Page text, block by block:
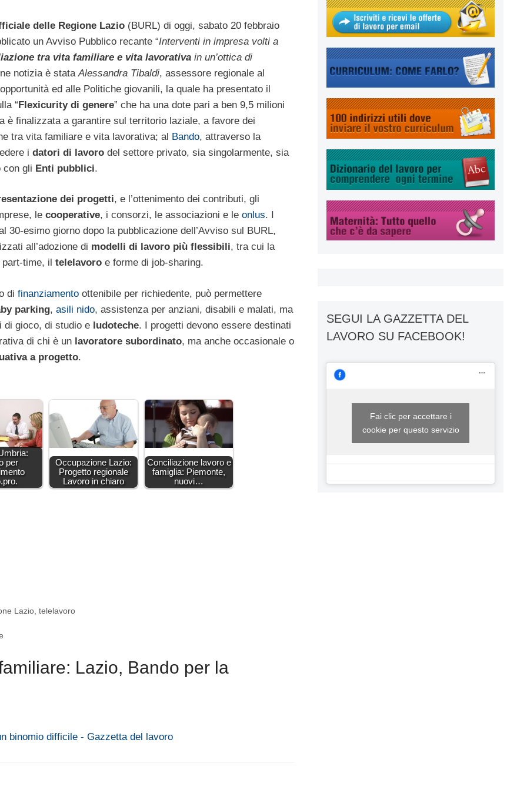
delle Regione Lazio(BURL) di oggi, sabato 20 febbraio
un Avviso Pubblico recante “Interventi in impresa volti a
tra vita familiare e vita lavorativain un’ottica di
notizia è stata Alessandra Tibaldi, assessore regionale al
ed alle Politiche giovanili, la quale ha presentato il
“Flexicurity di genere” che ha una dote pari a ben 9,5 milioni
è finalizzata a garantire sul territorio laziale, a favore dei
tra vita familiare e vita lavorativa; al Bando, attraverso la
i datori di lavoro del settore privato, sia singolarmente, sia
con gli Enti pubblici.
dei progetti, e l’ottenimento dei contributi, gli
le cooperative, i consorzi, le associazioni e le onlus. I
30-esimo giorno dopo la pubblicazione dell’Avviso sul BURL,
all’adozione di modelli di lavoro più flessibili, tra cui la
time, il telelavoro e forme di job-sharing.
di finanziamento ottenibile per richiedente, può permettere
parking, asili nido, assistenza per anziani, disabili e malati, ma
di gioco, di studio e ludoteche. I progetti devono essere destinati
di chi è un lavoratore subordinato, ma anche occasionale o
a progetto.
per
Occupazione Lazio:
Progetto regionale
Lavoro in chiaro
Conciliazione lavoro e
famiglia: Piemonte,
nuovi…
Lazio ,telelavoro
Lazio, Bando per la
binomio difficile - Gazzetta del lavoro
SEGUI LA GAZZETTA DEL
LAVORO SU FACEBOOK!
Fai clic per accettare i
cookie per questo servizio